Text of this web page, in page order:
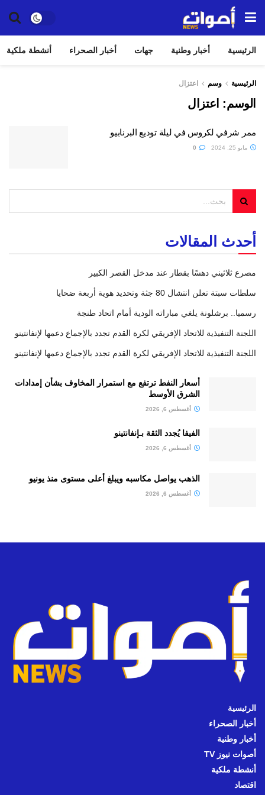
الرئيسية أخبار وطنية جهات أخبار الصحراء أنشطة ملكية
الرئيسية وسم اعتزال
الوسم: اعتزال
ممر شرفي لكروس في ليلة توديع البرنابيو
مايو 25, 2024
أحدث المقالات
مصرع ثلاثيني دهسًا بقطار عند مدخل القصر الكبير
سلطات سبتة تعلن انتشال 80 جثة وتحديد هوية أربعة ضحايا
رسميا.. برشلونة يلغي مباراته الودية أمام اتحاد طنجة
اللجنة التنفيذية للاتحاد الإفريقي لكرة القدم تجدد بالإجماع دعمها لإنفانتينو
اللجنة التنفيذية للاتحاد الإفريقي لكرة القدم تجدد بالإجماع دعمها لإنفانتينو
أسعار النفط ترتفع مع استمرار المخاوف بشأن إمدادات
الشرق الأوسط
أغسطس 6, 2026
الفيفا يُجدد الثقة بـإنفانتينو
أغسطس 6, 2026
الذهب يواصل مكاسبه ويبلغ أعلى مستوى منذ يونيو
أغسطس 6, 2026
الرئيسية
أخبار الصحراء
أخبار وطنية
أصوات نيوز TV
أنشطة ملكية
اقتصاد